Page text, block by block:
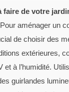
faire de votre
aménager un
de choisir des
extérieures,
et à l’humidité.
guirlandes